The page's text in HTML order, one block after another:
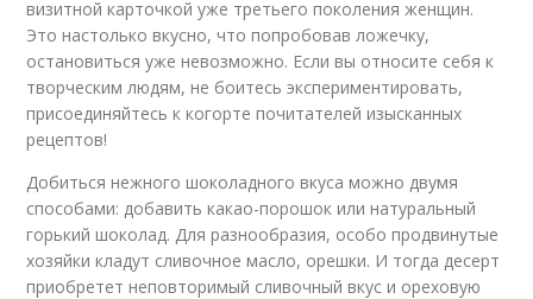
визитной карточкой уже третьего поколения женщин.
Это настолько вкусно, что попробовав ложечку,
остановиться уже невозможно. Если вы относите себя к
творческим людям, не боитесь экспериментировать,
присоединяйтесь к когорте почитателей изысканных
рецептов!
Добиться нежного шоколадного вкуса можно двумя
способами: добавить какао-порошок или натуральный
горький шоколад. Для разнообразия, особо продвинутые
хозяйки кладут сливочное масло, орешки. И тогда десерт
приобретет неповторимый сливочный вкус и ореховую